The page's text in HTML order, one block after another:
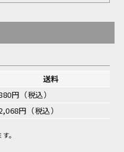
送料
円（税込）
円（税込）
。